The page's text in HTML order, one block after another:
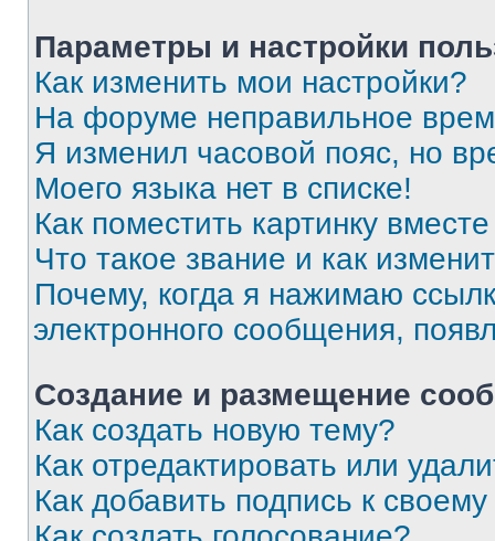
Параметры и настройки
Как изменить мои настройки?
На форуме неправильное
Я изменил часовой пояс, но
Моего языка нет в списке!
Как поместить картинку
Что такое звание и как
Почему, когда я нажимаю
электронного сообщения,
Создание и размещение
Как создать новую тему?
Как отредактировать или
Как добавить подпись к